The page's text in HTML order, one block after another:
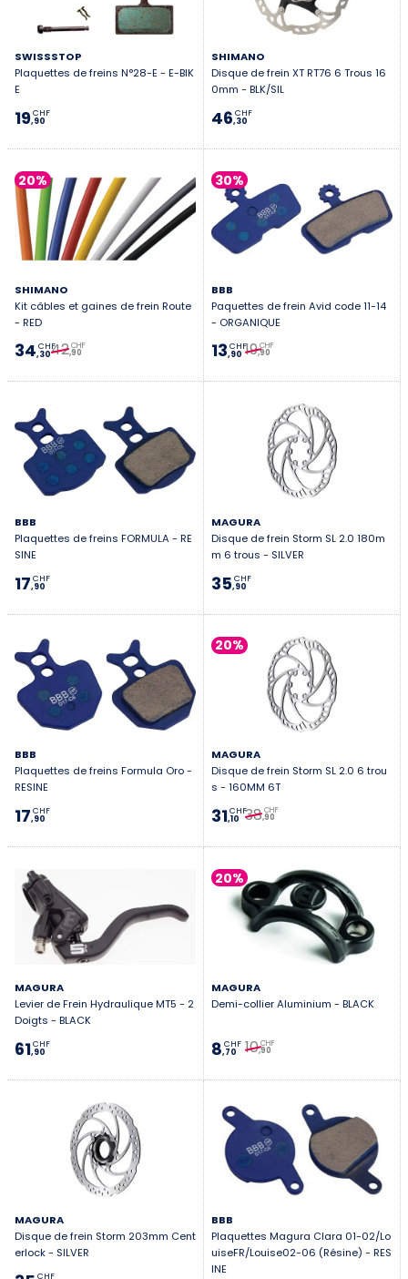
SWISSSTOP
Plaquettes de freins N°28-E - E-BIK
E
19,90
CHF
SHIMANO
Disque de frein XT RT76 6 Trous 16
0mm - BLK/SIL
46,30
CHF
20%
SHIMANO
Kit câbles et gaines de frein Route
- RED
34,30
CHF42,90
CHF
30%
BBB
Paquettes de frein Avid code 11-14
- ORGANIQUE
13,90
CHF19,90
CHF
BBB
Plaquettes de freins FORMULA - RE
SINE
17,90
CHF
MAGURA
Disque de frein Storm SL 2.0 180m
m 6 trous - SILVER
35,90
CHF
BBB
Plaquettes de freins Formula Oro -
RESINE
17,90
CHF
20%
MAGURA
Disque de frein Storm SL 2.0 6 trou
s - 160MM 6T
31,10
CHF38,90
CHF
MAGURA
Levier de Frein Hydraulique MT5 - 2
Doigts - BLACK
61,90
CHF
20%
MAGURA
Demi-collier Aluminium - BLACK
8,70
CHF 10,90
CHF
MAGURA
Disque de frein Storm 203mm Cent
erlock - SILVER
CHF
BBB
Plaquettes Magura Clara 01-02/Lo
uiseFR/Louise02-06 (Résine) - RES
INE